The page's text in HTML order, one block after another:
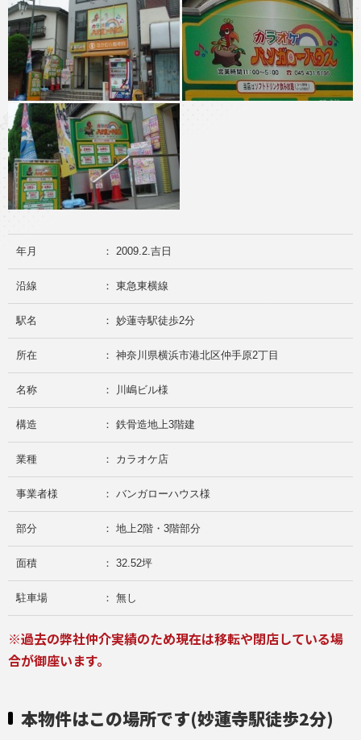
年月 ： 2009.2.吉日
沿線 ： 東急東横線
駅名 ： 妙蓮寺駅徒歩2分
所在 ： 神奈川県横浜市港北区仲手原2丁目
名称 ： 川嶋ビル様
構造 ： 鉄骨造地上3階建
業種 ： カラオケ店
事業者様 ： バンガローハウス様
部分 ： 地上2階・3階部分
面積 ： 32.52坪
駐車場 ： 無し
※過去の弊社仲介実績のため現在は移転や閉店している場
合が御座います。
本物件はこの場所です(妙蓮寺駅徒歩2分)